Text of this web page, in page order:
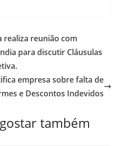
realiza reunião com
para discutir Cláusulas
empresa sobre falta de
e Descontos Indevidos
também